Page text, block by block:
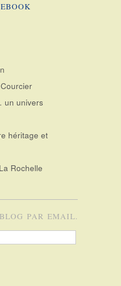
un univers
héritage et
Rochelle
PAR EMAIL.